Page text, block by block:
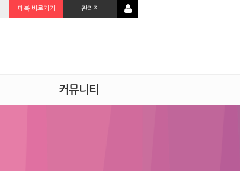
페북 바로가기 관리자
커뮤니티